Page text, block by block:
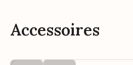
Accessoires